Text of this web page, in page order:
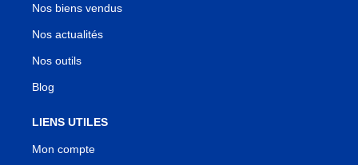
Nos biens vendus
Nos actualités
Nos outils
Blog
LIENS UTILES
Mon compte